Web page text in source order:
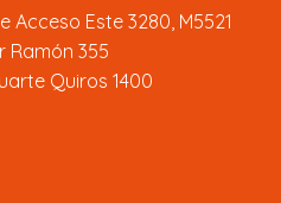
Acceso Este 3280, M5521
Ramón 355
Quiros 1400